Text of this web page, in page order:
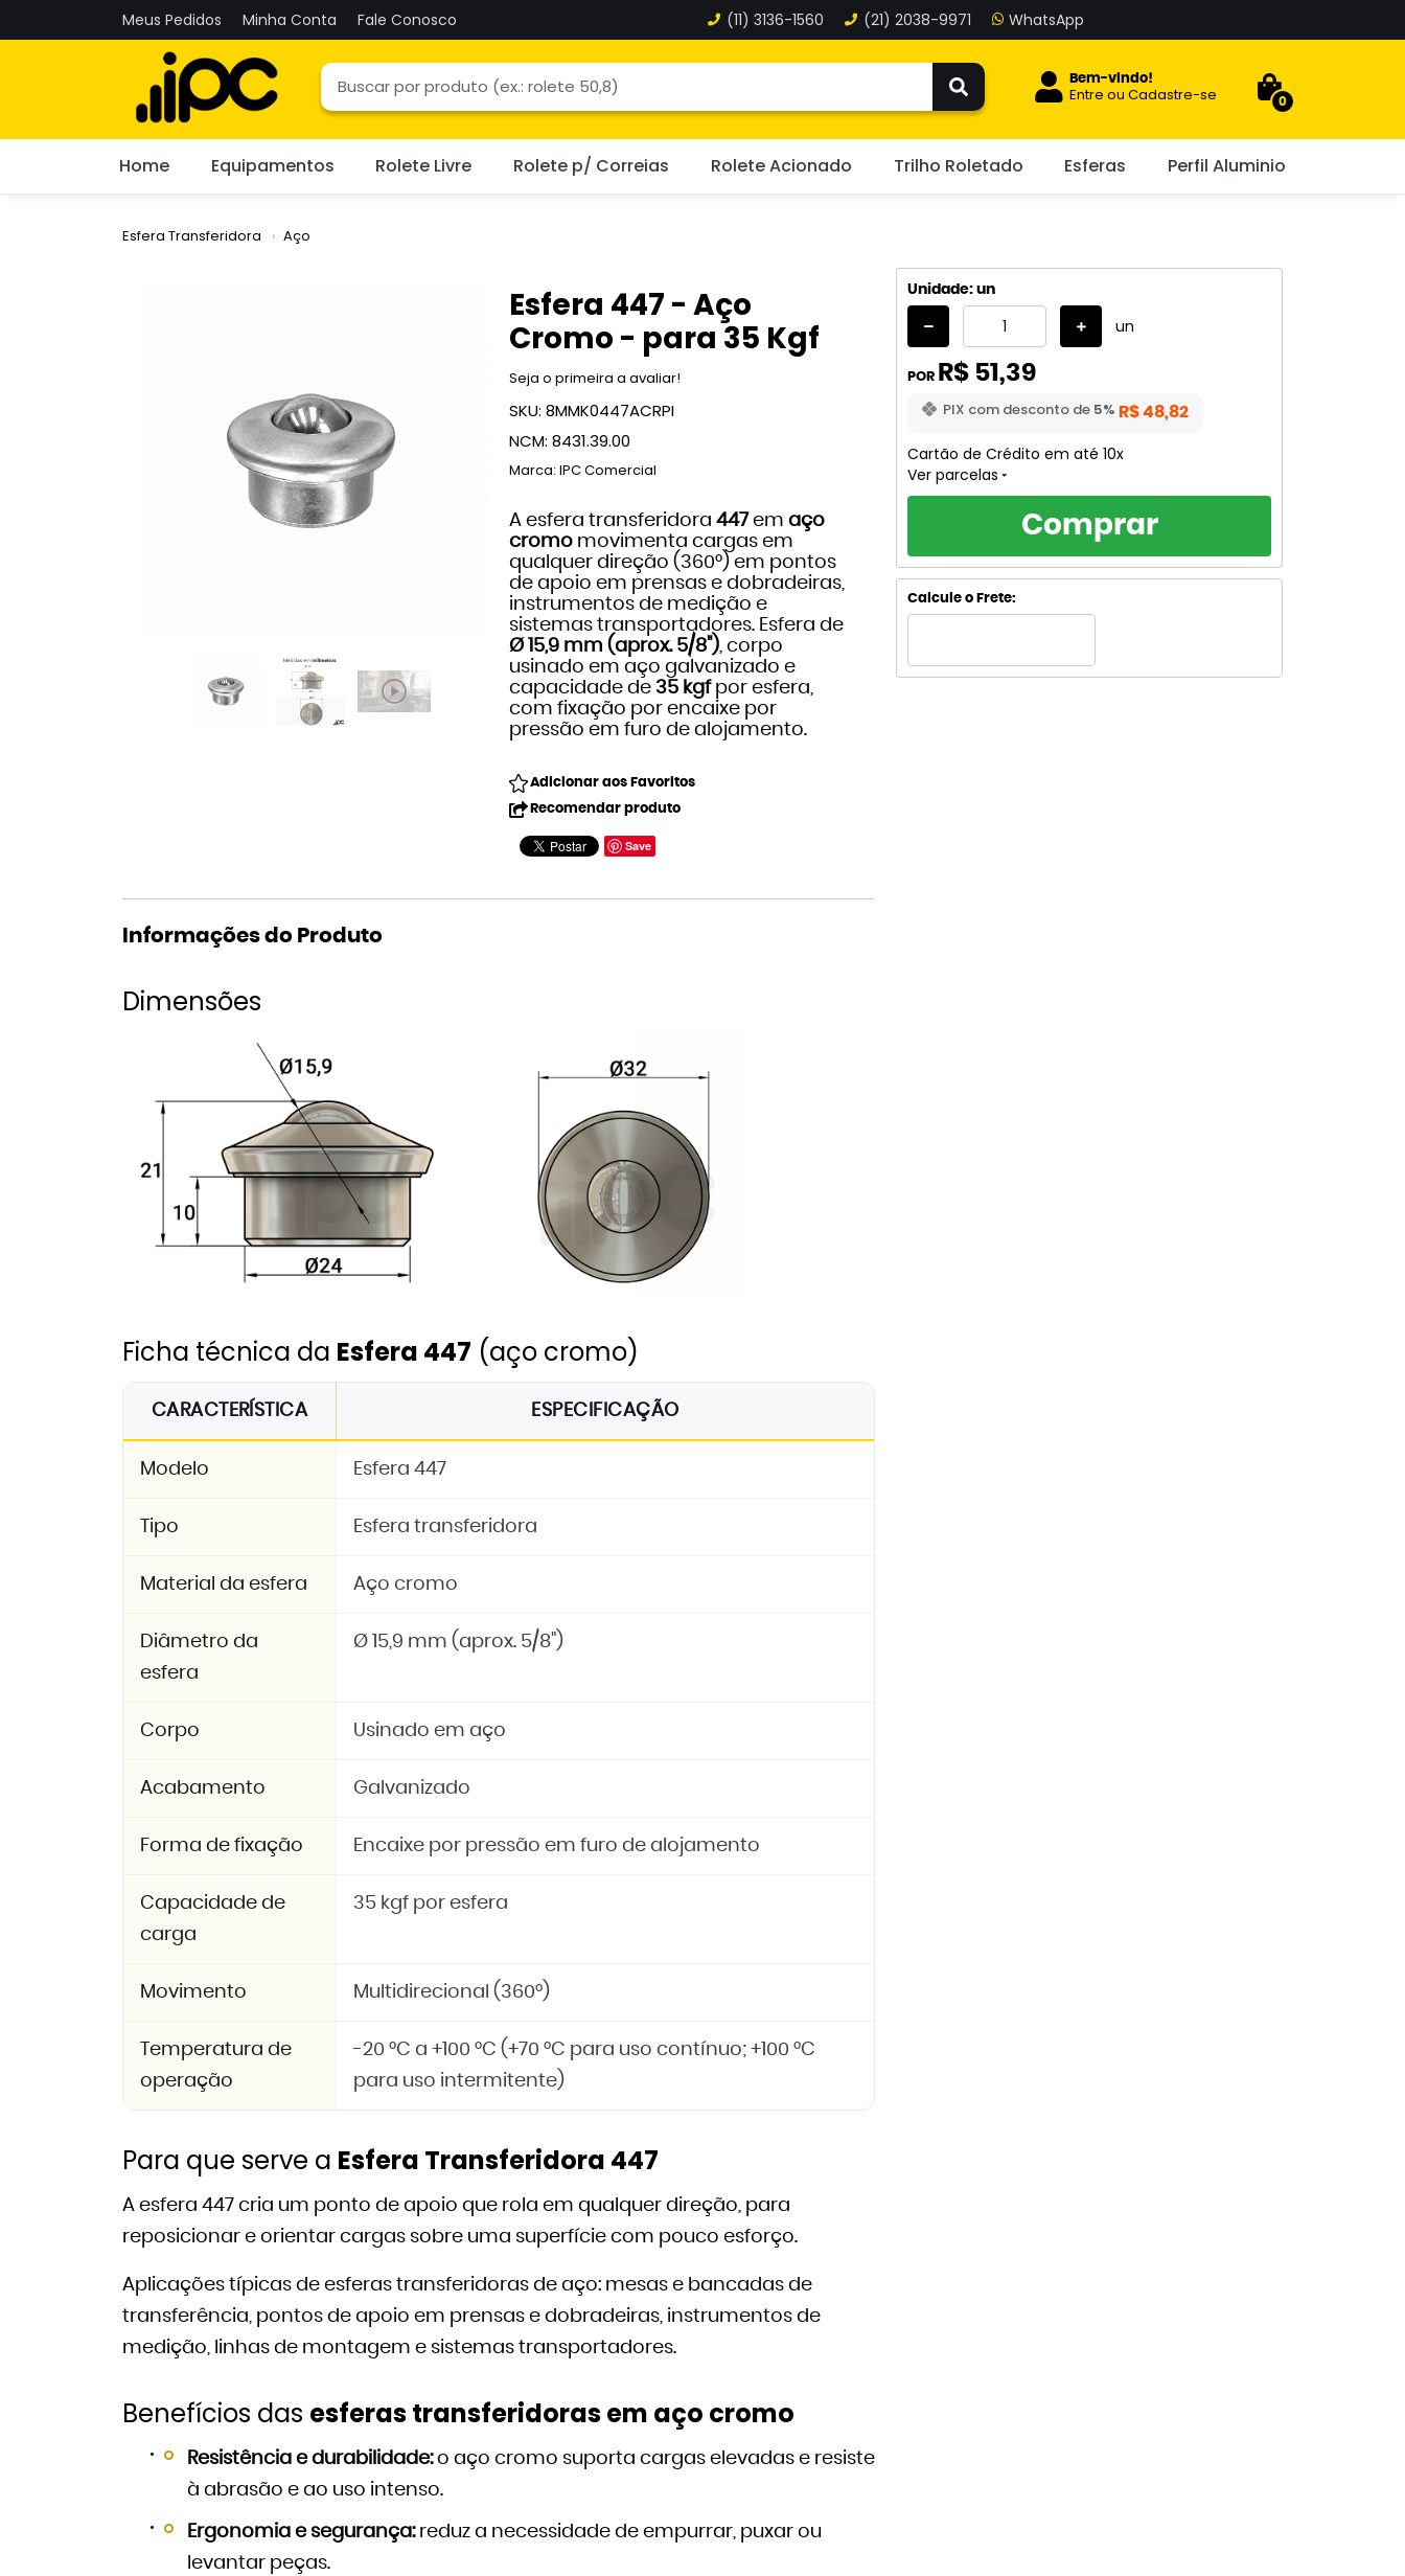
Meus Pedidos Minha Conta Fale Conosco (11) 3136-1560 (21) 2038-9971
Bem-vindo!
Entre ouCadastre-se 0
Home Equipamentos Rolete Livre Rolete p/ Correias Rolete Acionado Trilho Roletado Esferas Perfil Aluminio
Esfera Transferidora Aço
Esfera 447 - Aço
Cromo - para 35 Kgf
Seja o primeira a avaliar!
SKU: 8MMK0447ACRPI
NCM: 8431.39.00
Marca: IPC Comercial
A esfera transferidora 447 em aço
cromo movimenta cargas em
qualquer direção (360°) em pontos
de apoio em prensas e dobradeiras,
instrumentos de medição e
sistemas transportadores. Esfera de
Ø 15,9 mm (aprox. 5/8"), corpo
usinado em aço galvanizado e
capacidade de 35 kgfpor esfera,
com fixação por encaixe por
pressão em furo de alojamento.
Adicionar aos Favoritos
Recomendar produto
Save
Unidade: un
un
POR R$ 51,39
PIX com desconto de 5% R$ 48,82
Cartão de Crédito em até10x
Ver parcelas
Comprar
Calcule o Frete:
Informações do Produto
Dimensões
Ficha técnica da Esfera 447 (aço cromo)
CARACTERÍSTICA ESPECIFICAÇÃO
Modelo Esfera 447
Tipo Esfera transferidora
Material da esfera Aço cromo
Diâmetro da
esfera
Ø 15,9 mm (aprox. 5/8")
Corpo Usinado em aço
Acabamento Galvanizado
Forma de fixação Encaixe por pressão em furo de alojamento
Capacidade de
carga
35 kgf por esfera
Movimento Multidirecional (360°)
Temperatura de
operação
-20 °C a +100 °C (+70 °C para uso contínuo; +100 °C
para uso intermitente)
Para que serve a Esfera Transferidora 447
A esfera 447 cria um ponto de apoio que rola em qualquer direção, para
reposicionar e orientar cargas sobre uma superfície com pouco esforço.
Aplicações típicas de esferas transferidoras de aço: mesas e bancadas de
transferência, pontos de apoio em prensas e dobradeiras, instrumentos de
medição, linhas de montagem e sistemas transportadores.
Benefícios das esferas transferidoras em aço cromo
Resistência e durabilidade:o aço cromo suporta cargas elevadas e resiste
à abrasão e ao uso intenso.
Ergonomia e segurança:reduz a necessidade de empurrar, puxar ou
levantar peças.